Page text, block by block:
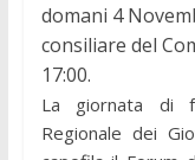
domani 4
consiliare del
17:00.
La giornata di
Regionale dei